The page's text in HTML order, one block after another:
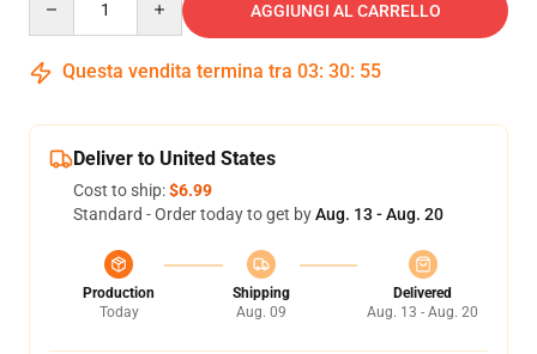
AGGIUNGI AL CARRELLO
Questa vendita termina tra 03: 30: 54
Deliver to United States
Cost to ship:$6.99
Standard - Order today to get byAug. 13 - Aug. 20
Production
Today
Shipping
Aug. 09
Delivered
Aug. 13 - Aug. 20